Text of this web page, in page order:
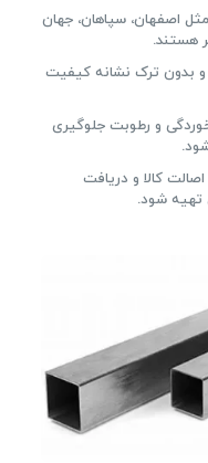
اصفهان، سپاهان، جهان
هستند.
بدون ترک نشانه کیفیت
و رطوبت جلوگیری
کالا و دریافت
تهیه شود.